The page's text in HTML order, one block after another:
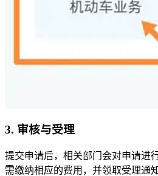
3. 审核与受理
提交申请后，相关部门会对申请进
需缴纳相应的费用，并领取受理通知